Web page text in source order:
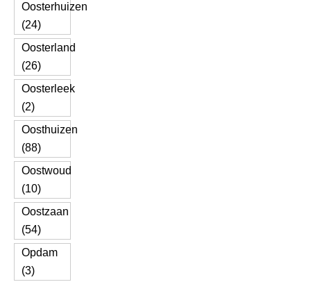
Oosterhuizen
(24)
Oosterland
(26)
Oosterleek
(2)
Oosthuizen
(88)
Oostwoud
(10)
Oostzaan
(54)
Opdam
(3)